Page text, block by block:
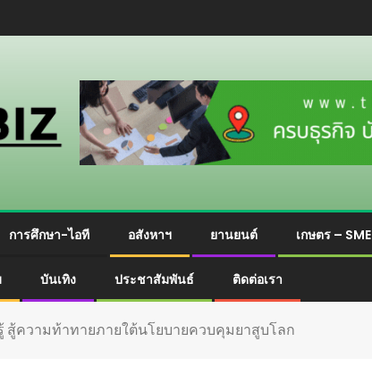
การศึกษา-ไอที อสังหาฯ ยานยนต์ เกษตร – SME
บันเทิง ประชาสัมพันธ์ ติดต่อเรา
สู้ความท้าทายภายใต้นโยบายควบคุมยาสูบโลก